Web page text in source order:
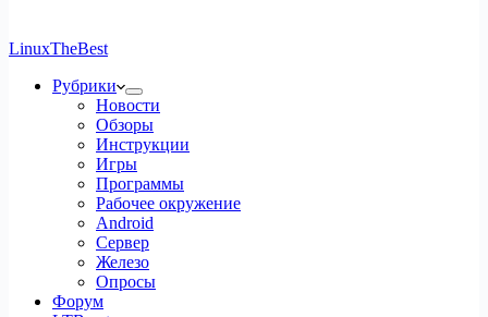
LinuxTheBest
Рубрики
Новости
Обзоры
Инструкции
Игры
Программы
Рабочее окружение
Android
Сервер
Железо
Опросы
Форум